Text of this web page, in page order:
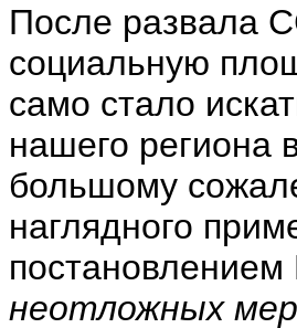
После развала
социальную
само стало
нашего региона
большому
наглядного
неотложных